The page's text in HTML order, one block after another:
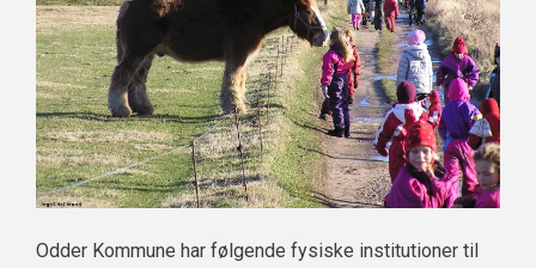
Odder Kommune har følgende fysiske institutioner til